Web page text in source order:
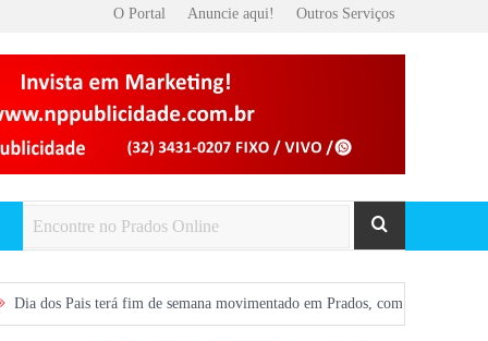
O Portal Anuncie aqui! Outros Serviços
terá fim de semana movimentado em Prados, com show gratuito na Praça